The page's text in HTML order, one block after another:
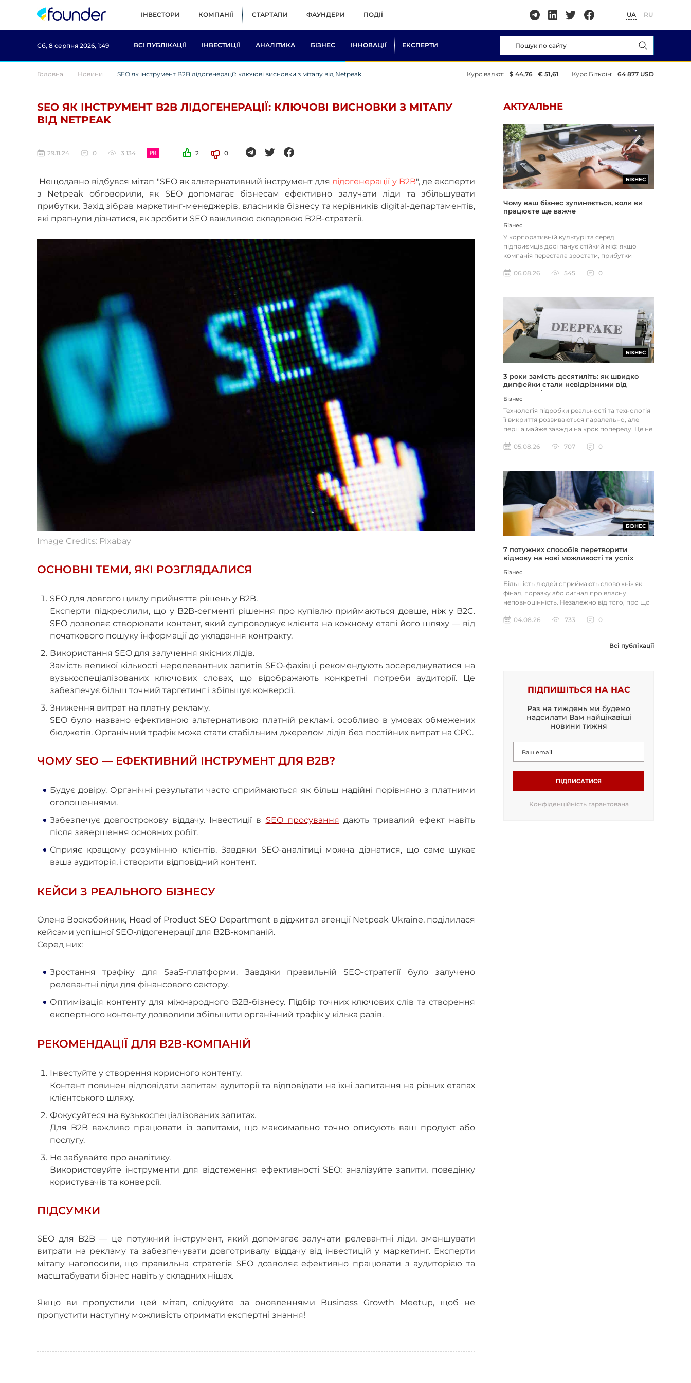
ІНВЕСТОРИ КОМПАНІЇ СТАРТАПИ ФАУНДЕРИ ПОДІЇ UA RU
Сб, 8 серпня 2026, 1:49 ВСІ ПУБЛІКАЦІЇ ІНВЕСТИЦІЇ АНАЛІТИКА БІЗНЕС ІННОВАЦІЇ ЕКСПЕРТИ
Головна Новини SEO як інструмент B2B лідогенерації: ключові висновки з мітапу від Netpeak Курс валют: $ 44,76 € 51,61 Курс Біткоїн: 64 877 USD
SEO ЯК ІНСТРУМЕНТ B2B ЛІДОГЕНЕРАЦІЇ: КЛЮЧОВІ ВИСНОВКИ З МІТАПУ
ВІД NETPEAK
29.11.24 0 3 134 2 0
Нещодавно відбувся мітап "SEO як альтернативний інструмент длялідогенерації у B2B", де експерти
з Netpeak обговорили, як SEO допомагає бізнесам ефективно залучати ліди та збільшувати
прибутки. Захід зібрав маркетинг-менеджерів, власників бізнесу та керівників digital-департаментів,
які прагнули дізнатися, як зробити SEO важливою складовою B2B-стратегії.
Image Credits: Pixabay
ОСНОВНІ ТЕМИ, ЯКІ РОЗГЛЯДАЛИСЯ
SEO для довгого циклу прийняття рішень у B2B.
Експерти підкреслили, що у B2B-сегменті рішення про купівлю приймаються довше, ніж у B2C.
SEO дозволяє створювати контент, який супроводжує клієнта на кожному етапі його шляху — від
початкового пошуку інформації до укладання контракту.
Використання SEO для залучення якісних лідів.
Замість великої кількості нерелевантних запитів SEO-фахівці рекомендують зосереджуватися на
вузькоспеціалізованих ключових словах, що відображають конкретні потреби аудиторії. Це
забезпечує більш точний таргетинг і збільшує конверсії.
Зниження витрат на платну рекламу.
SEO було названо ефективною альтернативою платній рекламі, особливо в умовах обмежених
бюджетів. Органічний трафік може стати стабільним джерелом лідів без постійних витрат на CPC.
ЧОМУ SEO — ЕФЕКТИВНИЙ ІНСТРУМЕНТ ДЛЯ B2B?
Будує довіру. Органічні результати часто сприймаються як більш надійні порівняно з платними
оголошеннями.
Забезпечує довгострокову віддачу. Інвестиції в SEO просування дають тривалий ефект навіть
після завершення основних робіт.
Сприяє кращому розумінню клієнтів. Завдяки SEO-аналітиці можна дізнатися, що саме шукає
ваша аудиторія, і створити відповідний контент.
КЕЙСИ З РЕАЛЬНОГО БІЗНЕСУ
Олена Воскобойник, Head of Product SEO Department в діджитал агенції Netpeak Ukraine, поділилася
кейсами успішної SEO-лідогенерації для B2B-компаній.
Серед них:
Зростання трафіку для SaaS-платформи. Завдяки правильній SEO-стратегії було залучено
релевантні ліди для фінансового сектору.
Оптимізація контенту для міжнародного B2B-бізнесу. Підбір точних ключових слів та створення
експертного контенту дозволили збільшити органічний трафік у кілька разів.
РЕКОМЕНДАЦІЇ ДЛЯ B2B-КОМПАНІЙ
Інвестуйте у створення корисного контенту.
Контент повинен відповідати запитам аудиторії та відповідати на їхні запитання на різних етапах
клієнтського шляху.
Фокусуйтеся на вузькоспеціалізованих запитах.
Для B2B важливо працювати із запитами, що максимально точно описують ваш продукт або
послугу.
Не забувайте про аналітику.
Використовуйте інструменти для відстеження ефективності SEO: аналізуйте запити, поведінку
користувачів та конверсії.
ПІДСУМКИ
SEO для B2B — це потужний інструмент, який допомагає залучати релевантні ліди, зменшувати
витрати на рекламу та забезпечувати довготривалу віддачу від інвестицій у маркетинг. Експерти
мітапу наголосили, що правильна стратегія SEO дозволяє ефективно працювати з аудиторією та
масштабувати бізнес навіть у складних нішах.
Якщо ви пропустили цей мітап, слідкуйте за оновленнями Business Growth Meetup, щоб не
пропустити наступну можливість отримати експертні знання!
АКТУАЛЬНЕ
БІЗНЕС
Чому ваш бізнес зупиняється, коли ви
працюєте ще важче
Бізнес
У корпоративній культурі та серед
підприємців досі панує стійкий міф: якщо
компанія перестала зростати, прибутки
06.08.26
545 0
БІЗНЕС
3 роки замість десятиліть: як швидко
дипфейки стали невідрізними від
реальності
Бізнес
Технологія підробки реальності та технологія
її викриття розвиваються паралельно, але
перша майже завжди на крок попереду. Це не
05.08.26
707 0
БІЗНЕС
7 потужних способів перетворити
відмову на нові можливості та успіх
Бізнес
Більшість людей сприймають слово «ні» як
фінал, поразку або сигнал про власну
неповноцінність. Незалежно від того, про що
04.08.26
733 0
Всі публікації
ПІДПИШІТЬСЯ НА НАС
Раз на тиждень ми будемо
надсилати Вам найцікавіші
новини тижня
ПІДПИСАТИСЯ
Конфіденційність гарантована